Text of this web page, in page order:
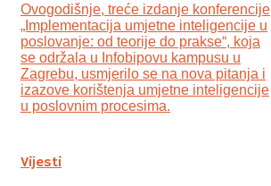
Ovogodišnje, treće izdanje konferencije
„Implementacija umjetne inteligencije u
poslovanje: od teorije do prakse“, koja
se održala u Infobipovu kampusu u
Zagrebu, usmjerilo se na nova pitanja i
izazove korištenja umjetne inteligencije
u poslovnim procesima.
Vijesti